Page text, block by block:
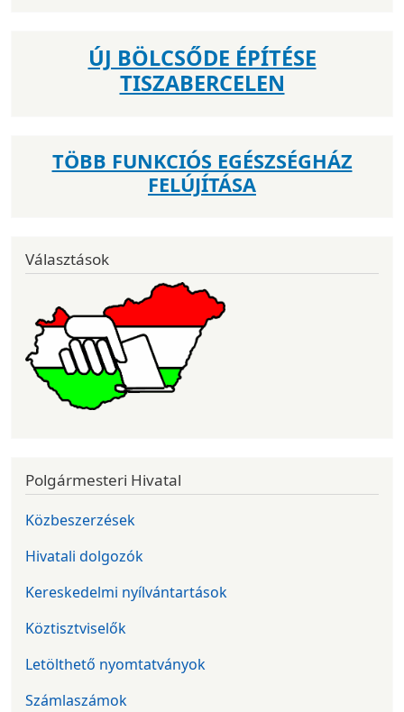
ÚJ BÖLCSŐDE ÉPÍTÉSE
TISZABERCELEN
TÖBB FUNKCIÓS EGÉSZSÉGHÁZ
FELÚJÍTÁSA
Választások
Polgármesteri Hivatal
Közbeszerzések
Hivatali dolgozók
Kereskedelmi nyílvántartások
Köztisztviselők
Letölthető nyomtatványok
Számlaszámok